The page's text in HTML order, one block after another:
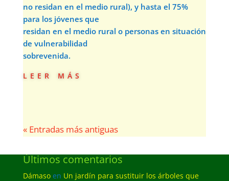
no residan en el medio rural), y hasta el 75%
para los jóvenes que
residan en el medio rural o personas en situación
de vulnerabilidad
sobrevenida.
leer más
« Entradas más antiguas
Últimos comentarios
Dámasoen Un jardín para sustituir los árboles que